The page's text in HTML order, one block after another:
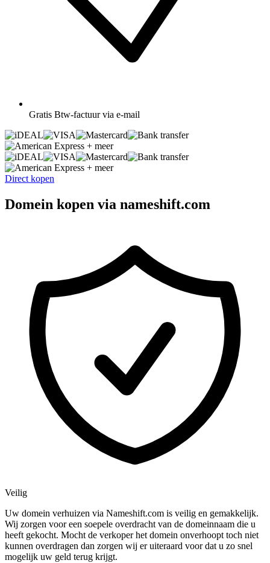
Gratis Btw-factuur via e-mail
+ meer
+ meer
Direct kopen
Domein kopen via nameshift.com
Veilig
Uw domein verhuizen via Nameshift.com is veilig en gemakkelijk.
Wij zorgen voor een soepele overdracht van de domeinnaam die u
heeft gekocht. Mocht de verkoper het domein onverhoopt toch niet
kunnen overdragen dan zorgen wij er uiteraard voor dat u zo snel
mogelijk uw geld terug krijgt.